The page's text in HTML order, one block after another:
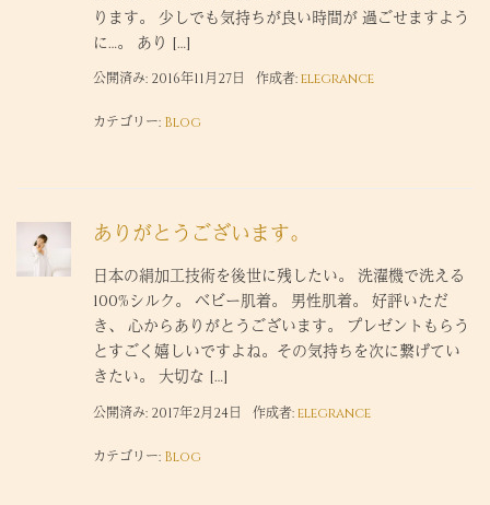
ります。 少しでも気持ちが良い時間が 過ごせますよう
に…。 あり […]
公開済み: 2016年11月27日 作成者:elegrance
カテゴリー: Blog
ありがとうございます。
日本の絹加工技術を後世に残したい。 洗濯機で洗える
100%シルク。 ベビー肌着。 男性肌着。 好評いただ
き、 心からありがとうございます。 プレゼントもらう
とすごく嬉しいですよね。その気持ちを次に繋げてい
きたい。 大切な […]
公開済み: 2017年2月24日 作成者:elegrance
カテゴリー: Blog